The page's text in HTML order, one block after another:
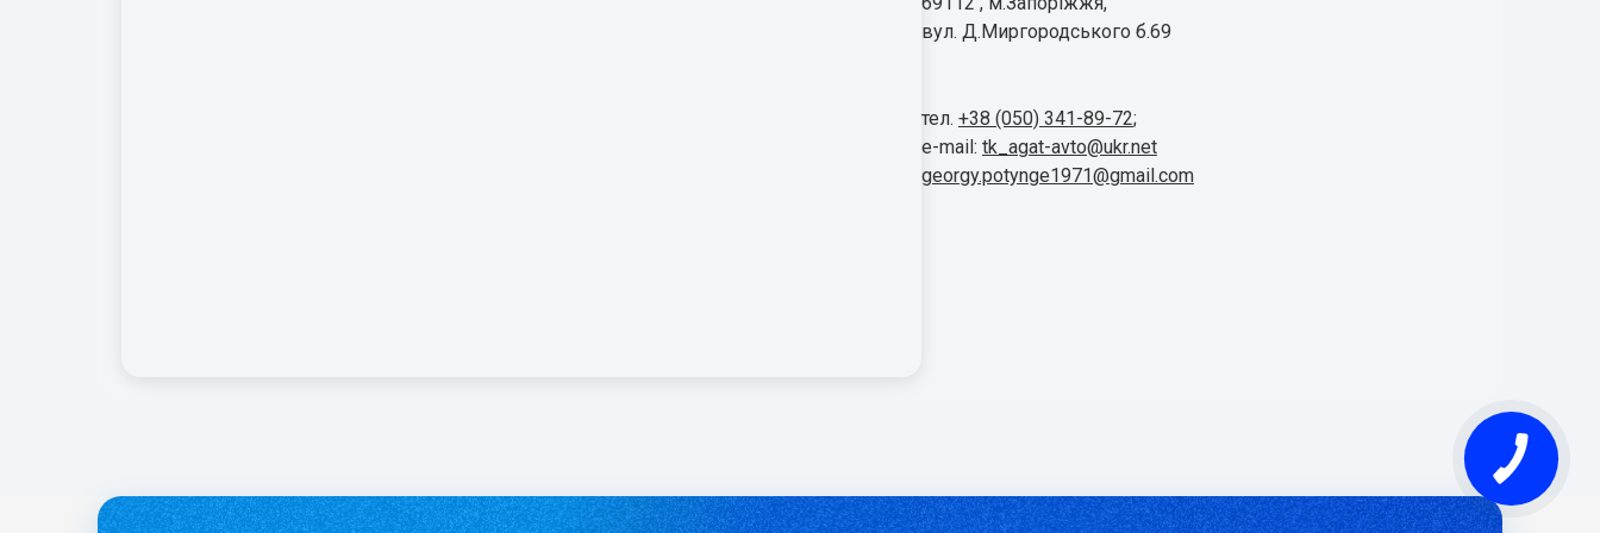
вул. Д.Миргородського б.69
тел. +38 (050) 341-89-72;
e-mail: tk_agat-avto@ukr.net
georgy.potynge1971@gmail.com